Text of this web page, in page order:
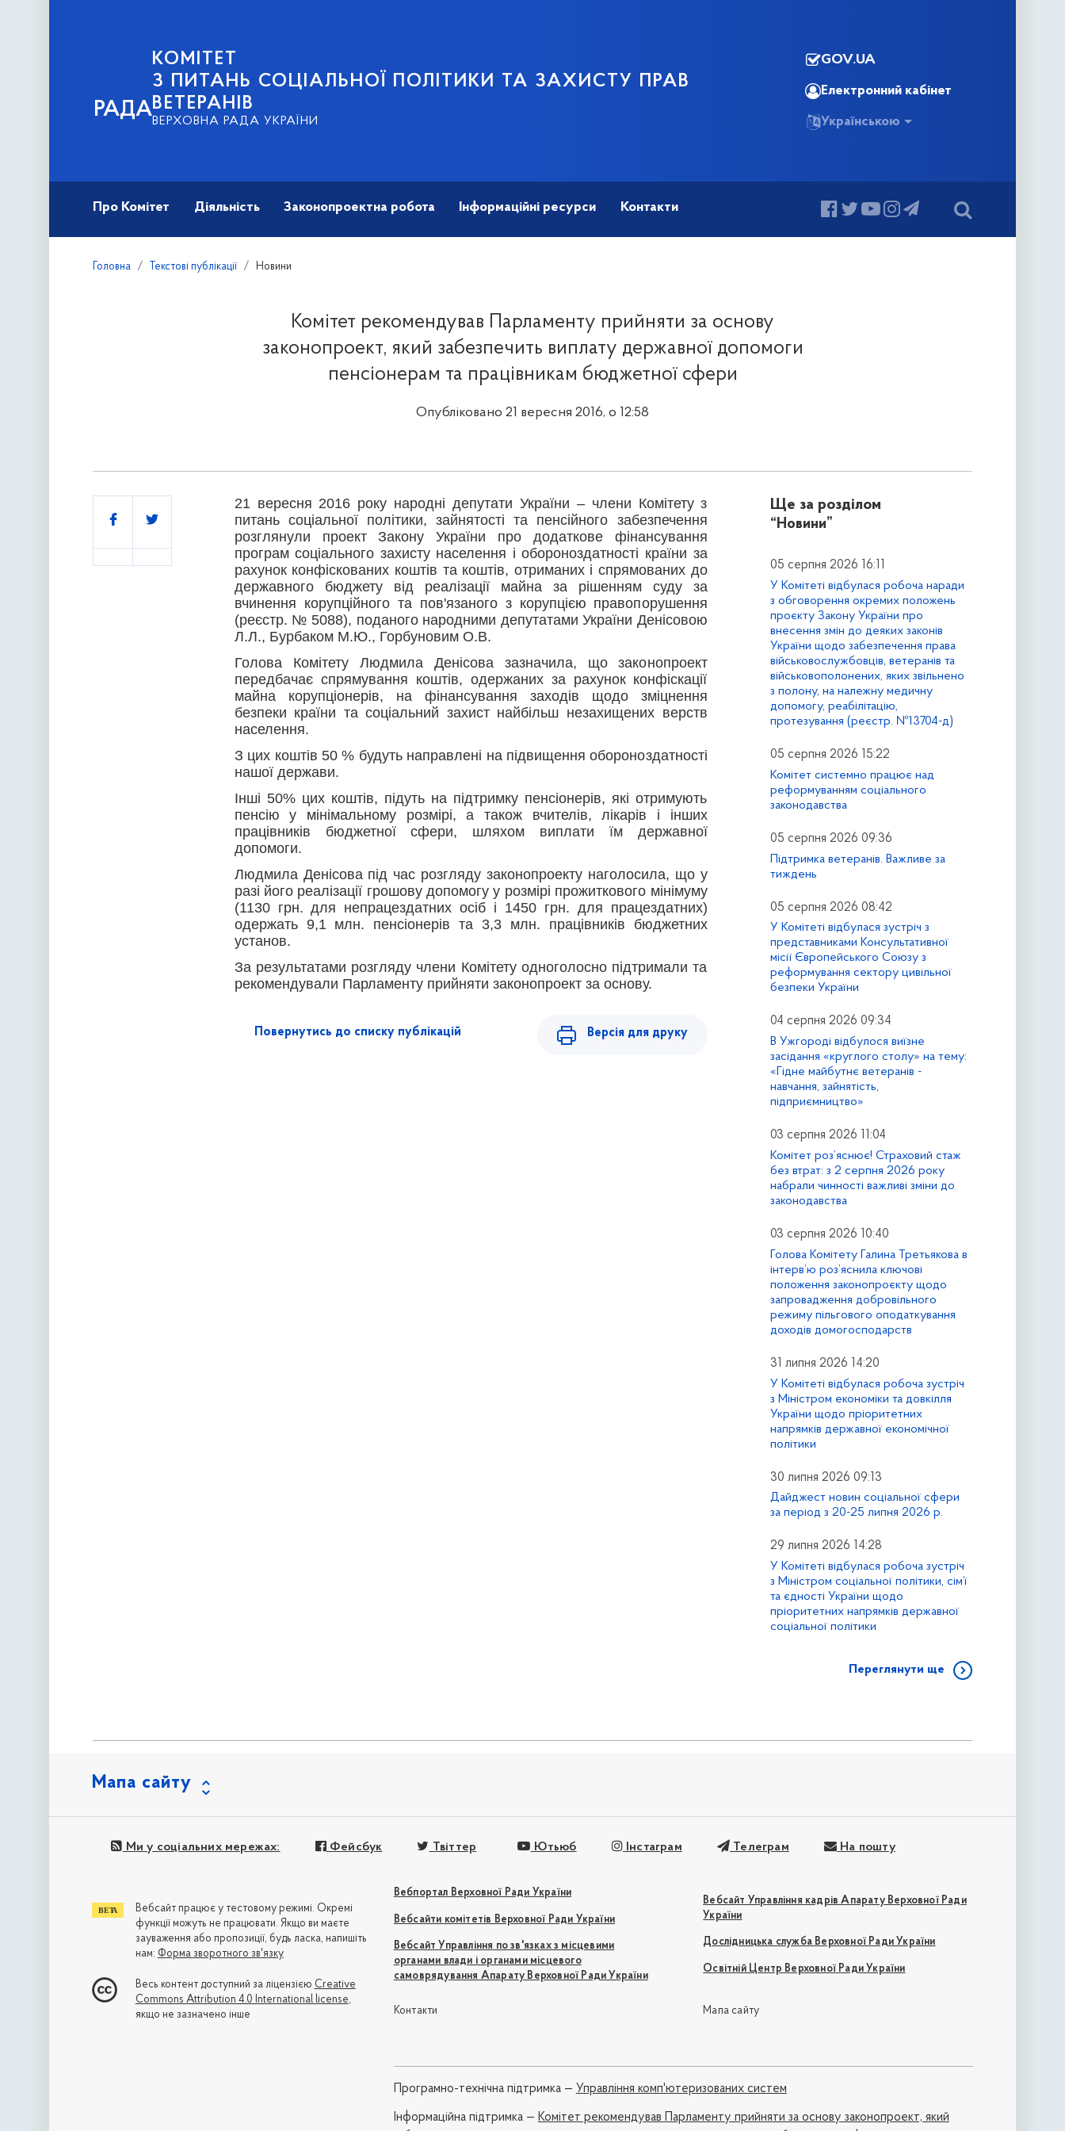
РАДА
КОМІТЕТ
З ПИТАНЬ СОЦІАЛЬНОЇ ПОЛІТИКИ ТА ЗАХИСТУ ПРАВ
ВЕТЕРАНІВ
ВЕРХОВНА РАДА УКРАЇНИ
GOV.UA
Електронний кабінет
Українською
Про Комітет Діяльність Законопроектна робота Інформаційні ресурси Контакти
Головна Текстові публікації Новини
Комітет рекомендував Парламенту прийняти за основу
законопроект, який забезпечить виплату державної допомоги
пенсіонерам та працівникам бюджетної сфери
Опубліковано 21 вересня 2016, о 12:58
21 вересня 2016 року народні депутати України – члени Комітету з
питань соціальної політики, зайнятості та пенсійного забезпечення
розглянули проект Закону України про додаткове фінансування
програм соціального захисту населення і обороноздатності країни за
рахунок конфіскованих коштів та коштів, отриманих і спрямованих до
державного бюджету від реалізації майна за рішенням суду за
вчинення корупційного та пов'язаного з корупцією правопорушення
(реєстр. № 5088), поданого народними депутатами України Денісовою
Л.Л., Бурбаком М.Ю., Горбуновим О.В.
Голова Комітету Людмила Денісова зазначила, що законопроект
передбачає спрямування коштів, одержаних за рахунок конфіскації
майна корупціонерів, на фінансування заходів щодо зміцнення
безпеки країни та соціальний захист найбільш незахищених верств
населення.
З цих коштів 50 % будуть направлені на підвищення обороноздатності
нашої держави.
Інші 50% цих коштів, підуть на підтримку пенсіонерів, які отримують
пенсію у мінімальному розмірі, а також вчителів, лікарів і інших
працівників бюджетної сфери, шляхом виплати їм державної
допомоги.
Людмила Денісова під час розгляду законопроекту наголосила, що у
разі його реалізації грошову допомогу у розмірі прожиткового мінімуму
(1130 грн. для непрацездатних осіб і 1450 грн. для працездатних)
одержать 9,1 млн. пенсіонерів та 3,3 млн. працівників бюджетних
установ.
За результатами розгляду члени Комітету одноголосно підтримали та
рекомендували Парламенту прийняти законопроект за основу.
Поділитись
Повернутись до списку публікацій Версія для друку
Ще за розділом
“Новини”
05 серпня 2026 16:11
У Комітеті відбулася робоча наради
з обговорення окремих положень
проєкту Закону України про
внесення змін до деяких законів
України щодо забезпечення права
військовослужбовців, ветеранів та
військовополонених, яких звільнено
з полону, на належну медичну
допомогу, реабілітацію,
протезування (реєстр. №13704-д)
05 серпня 2026 15:22
Комітет системно працює над
реформуванням соціального
законодавства
05 серпня 2026 09:36
Підтримка ветеранів. Важливе за
тиждень
05 серпня 2026 08:42
У Комітеті відбулася зустріч з
представниками Консультативної
місії Європейського Союзу з
реформування сектору цивільної
безпеки України
04 серпня 2026 09:34
В Ужгороді відбулося виїзне
засідання «круглого столу» на тему:
«Гідне майбутнє ветеранів -
навчання, зайнятість,
підприємництво»
03 серпня 2026 11:04
Комітет роз’яснює! Страховий стаж
без втрат: з 2 серпня 2026 року
набрали чинності важливі зміни до
законодавства
03 серпня 2026 10:40
Голова Комітету Галина Третьякова в
інтерв’ю роз’яснила ключові
положення законопроєкту щодо
запровадження добровільного
режиму пільгового оподаткування
доходів домогосподарств
31 липня 2026 14:20
У Комітеті відбулася робоча зустріч
з Міністром економіки та довкілля
України щодо пріоритетних
напрямків державної економічної
політики
30 липня 2026 09:13
Дайджест новин соціальної сфери
за період з 20-25 липня 2026 р.
29 липня 2026 14:28
У Комітеті відбулася робоча зустріч
з Міністром соціальної політики, сім’ї
та єдності України щодо
пріоритетних напрямків державної
соціальної політики
Переглянути ще
Мапа сайту
Ми у соціальних мережах: Фейсбук Твіттер Ютьюб Інстаграм Телеграм На пошту
Вебпортал Верховної Ради України
Вебсайти комітетів Верховної Ради України
Вебсайт Управління по зв'язках з місцевими
органами влади і органами місцевого
самоврядування Апарату Верховної Ради України
Вебсайт Управління кадрів Апарату Верховної Ради
України
Дослідницька служба Верховної Ради України
Освітній Центр Верховної Ради України
Контакти Мапа сайту
Програмно-технічна підтримка — Управління комп'ютеризованих систем
Iнформаційна підтримка — Комітет рекомендував Парламенту прийняти за основу законопроект, який
Вебсайт працює у тестовому режимі. Окремі
функції можуть не працювати. Якщо ви маєте
зауваження або пропозиції, будь ласка, напишіть
нам: Форма зворотного зв'язку
Весь контент доступний за ліцензією Creative
Commons Attribution 4.0 International license,
якщо не зазначено інше